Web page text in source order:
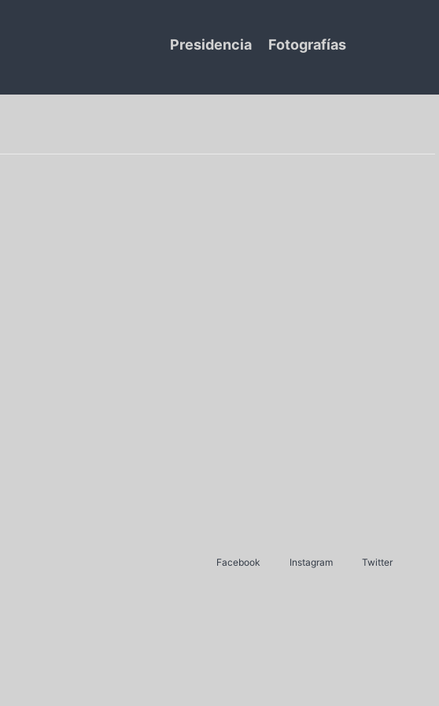
Presidencia Fotografías
Facebook Instagram Twitter